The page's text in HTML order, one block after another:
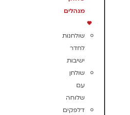
מנהלים
שולחנות
לחדר
ישיבות
שולחן
עם
שלוחה
דלפקים